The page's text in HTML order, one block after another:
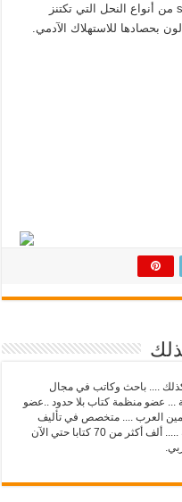
Honeybees والنحل عديم اللسع stingless من أنواع النحل التي تكتنز
بحصادها للاستهلاك الآدمي.
.... باحث وكاتب في مجال
... عضو منظمة كتاب بلا حدود ..عضو
العرب .... متخصص في تأليف
الكتب والمراجع العلمية ..... ألف أكثر من 70 كتابا حتي الآن